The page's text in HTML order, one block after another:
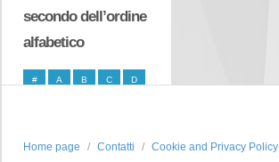
secondo dell’ordine
alfabetico
# A B C D
Home page Contatti Cookie and Privacy Policy